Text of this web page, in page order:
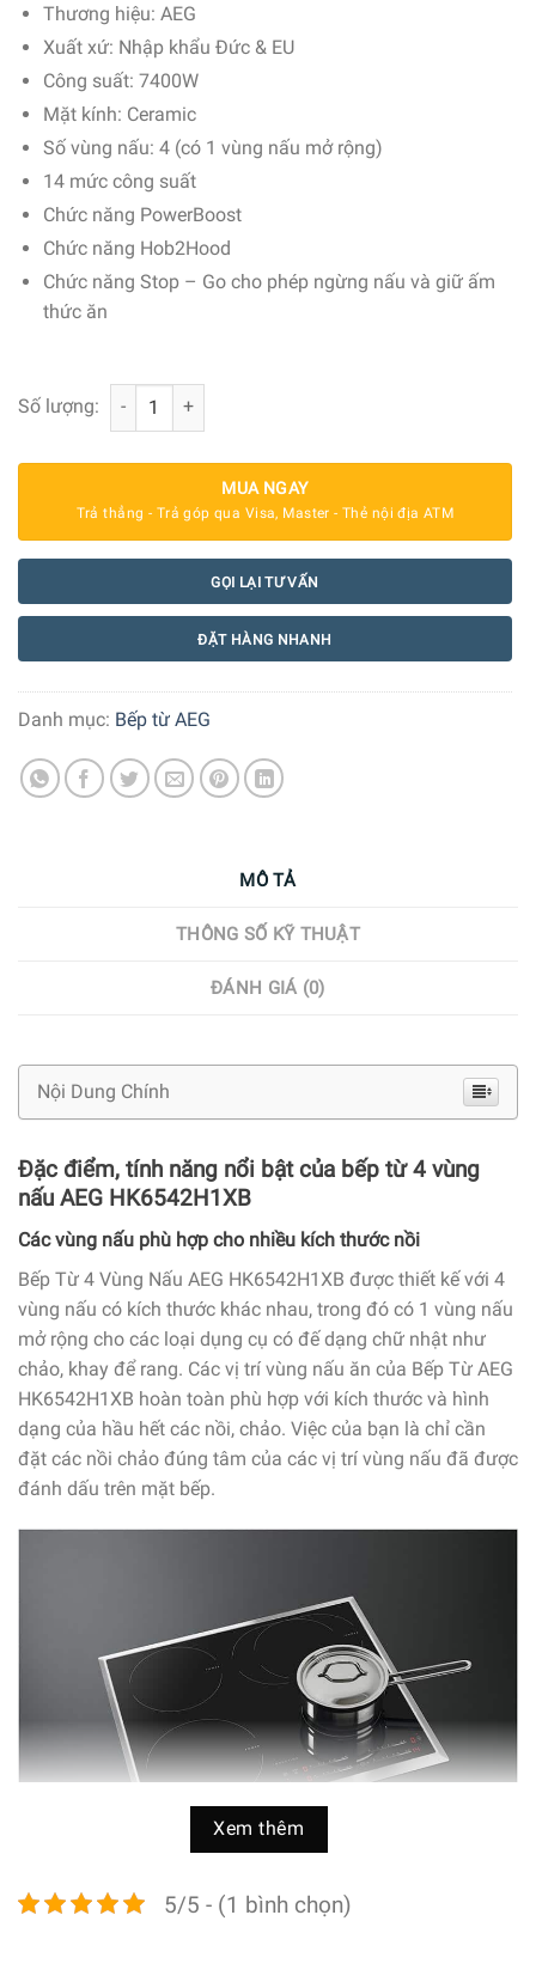
Thương hiệu: AEG
Xuất xứ: Nhập khẩu Đức & EU
Công suất: 7400W
Mặt kính: Ceramic
Số vùng nấu: 4 (có 1 vùng nấu mở rộng)
14 mức công suất
Chức năng PowerBoost
Chức năng Hob2Hood
Chức năng Stop – Go cho phép ngừng nấu và giữ ấm
thức ăn
Số lượng: Bếp Từ 4 Vùng Nấu AEG HK6542H1XB số lượng
MUA NGAY
Trả thẳng - Trả góp qua Visa, Master - Thẻ nội địa ATM
GỌI LẠI TƯ VẤN
ĐẶT HÀNG NHANH
Danh mục: Bếp từ AEG
MÔ TẢ
THÔNG SỐ KỸ THUẬT
ĐÁNH GIÁ (0)
Nội Dung Chính
Đặc điểm, tính năng nổi bật của bếp từ 4 vùng
nấu AEG HK6542H1XB
Các vùng nấu phù hợp cho nhiều kích thước nồi
Bếp Từ 4 Vùng Nấu AEG HK6542H1XB được thiết kế với 4
vùng nấu có kích thước khác nhau, trong đó có 1 vùng nấu
mở rộng cho các loại dụng cụ có đế dạng chữ nhật như
chảo, khay để rang. Các vị trí vùng nấu ăn của Bếp Từ AEG
HK6542H1XB hoàn toàn phù hợp với kích thước và hình
dạng của hầu hết các nồi, chảo. Việc của bạn là chỉ cần
đặt các nồi chảo đúng tâm của các vị trí vùng nấu đã được
đánh dấu trên mặt bếp.
Bếp Từ AEG HK6542H1XB – Thiết kế nhiều vùng nấu khác
Xem thêm
5/5 - (1 bình chọn)